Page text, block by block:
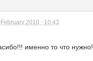
2010 - 10:43
именно то что нужно!